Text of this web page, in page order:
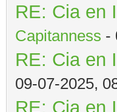
RE: Cia en
Capitanness -
RE: Cia en
09-07-2025,
RE: Cia en